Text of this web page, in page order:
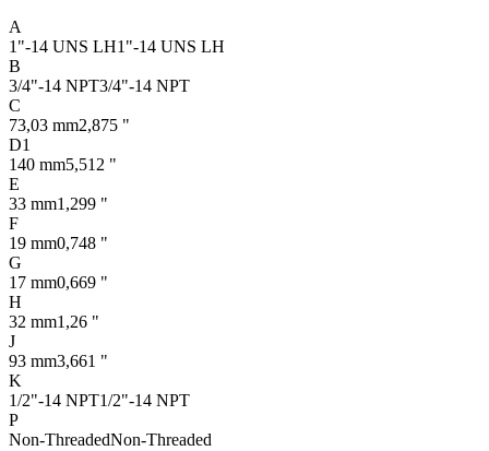
A
1"-14 UNS LH1"-14 UNS LH
B
3/4"-14 NPT3/4"-14 NPT
C
73,03 mm2,875 "
D1
140 mm5,512 "
E
33 mm1,299 "
F
19 mm0,748 "
G
17 mm0,669 "
H
32 mm1,26 "
J
93 mm3,661 "
K
1/2"-14 NPT1/2"-14 NPT
P
Non-ThreadedNon-Threaded